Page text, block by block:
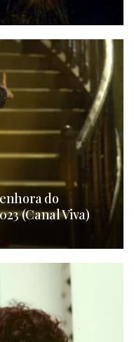
do
(Canal Viva)